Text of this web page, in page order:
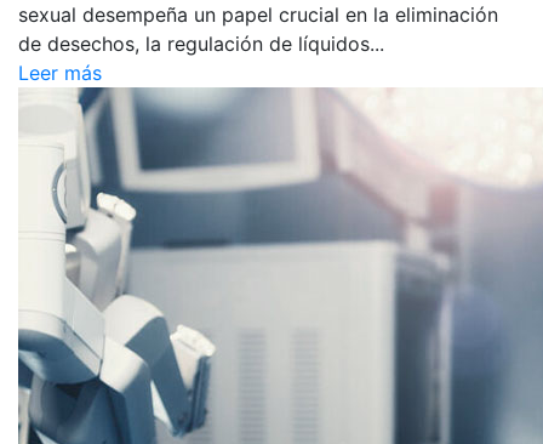
sexual desempeña un papel crucial en la eliminación
de desechos, la regulación de líquidos...
Leer más